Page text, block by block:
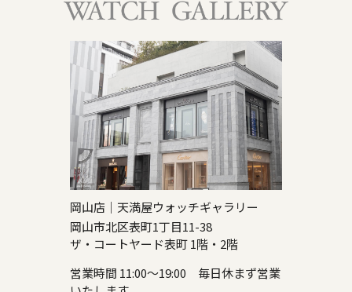
岡山店｜天満屋ウォッチギャラリー
岡山市北区表町1丁目11-38
ザ・コートヤード表町 1階・2階
営業時間 11:00～19:00 毎日休まず営業